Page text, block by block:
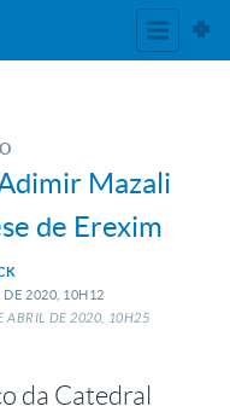
Mazali
de Erexim
DE 2020, 10H12
ABRIL DE2020, 10H25
da Catedral